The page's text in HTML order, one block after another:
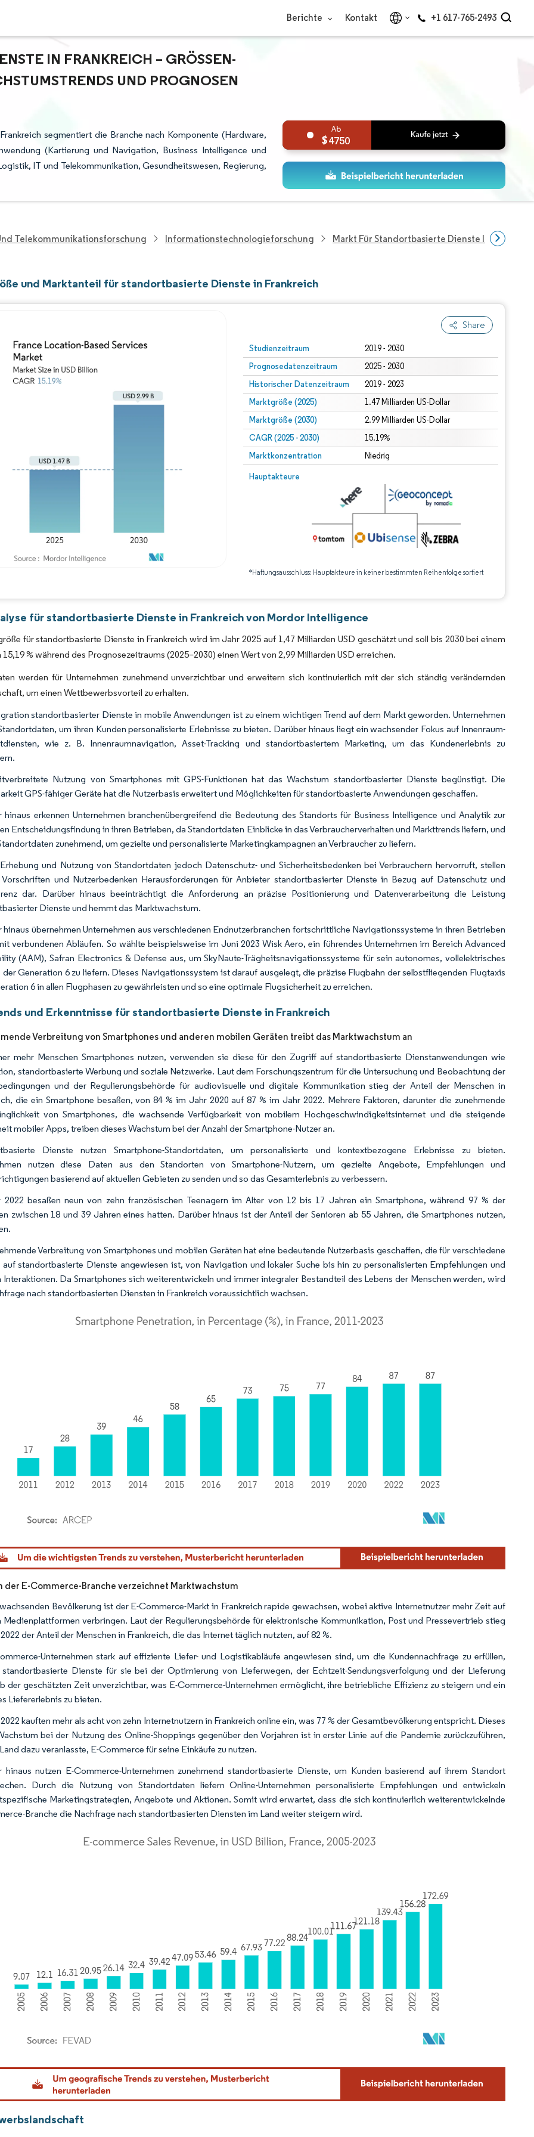
Berichte Kontakt +1 617-765-2493
IN FRANKREICH – GRÖSSEN- U
UND PROGNOSEN (
segmentiert die Branche nach Komponente (Hardware,
(Kartierung und Navigation, Business Intelligence und
IT und Telekommunikation, Gesundheitswesen, Regierung,
4750
Telekommunikationsforschung Informationstechnologieforschung Markt Für Standortbasierte Dienste In
und Marktanteil für standortbasierte Dienste in Frankreich
Share
Studienzeitraum 2019 - 2030
Prognosedatenzeitraum 2025 - 2030
Historischer Datenzeitraum 2019 - 2023
Marktgröße (2025) 1.47 Milliarden US-Dollar
Marktgröße (2030) 2.99 Milliarden US-Dollar
CAGR (2025 - 2030) 15.19%
Marktkonzentration Niedrig
Hauptakteure
*Haftungsausschluss: Hauptakteure in keiner bestimmten Reihenfolge sortiert
Bild © Mordor Intelligence. Wiederverwendung erfordert Namensnennung gemäß CC BY 4.0.
für standortbasierte Dienste in Frankreich von Mordor Intelligence
für standortbasierte Dienste in Frankreich wird im Jahr 2025 auf 1,47 Milliarden USD geschätzt und soll bis 2030 bei einem
% während des Prognosezeitraums (2025–2030) einen Wert von 2,99 Milliarden USD erreichen.
werden für Unternehmen zunehmend unverzichtbar und erweitern sich kontinuierlich mit der sich ständig verändernden
um einen Wettbewerbsvorteil zu erhalten.
standortbasierter Dienste in mobile Anwendungen ist zu einem wichtigen Trend auf dem Markt geworden. Unternehmen
um ihren Kunden personalisierte Erlebnisse zu bieten. Darüber hinaus liegt ein wachsender Fokus auf Innenraum-
wie z. B. Innenraumnavigation, Asset-Tracking und standortbasiertem Marketing, um das Kundenerlebnis zu
Nutzung von Smartphones mit GPS-Funktionen hat das Wachstum standortbasierter Dienste begünstigt. Die
GPS-fähiger Geräte hat die Nutzerbasis erweitert und Möglichkeiten für standortbasierte Anwendungen geschaffen.
hinaus erkennen Unternehmen branchenübergreifend die Bedeutung des Standorts für Business Intelligence und Analytik zur
Entscheidungsfindung in ihren Betrieben, da Standortdaten Einblicke in das Verbraucherverhalten und Markttrends liefern, und
zunehmend, um gezielte und personalisierte Marketingkampagnen an Verbraucher zu liefern.
und Nutzung von Standortdaten jedoch Datenschutz- und Sicherheitsbedenken bei Verbrauchern hervorruft, stellen
und Nutzerbedenken Herausforderungen für Anbieter standortbasierter Dienste in Bezug auf Datenschutz und
dar. Darüber hinaus beeinträchtigt die Anforderung an präzise Positionierung und Datenverarbeitung die Leistung
Dienste und hemmt das Marktwachstum.
hinaus übernehmen Unternehmen aus verschiedenen Endnutzerbranchen fortschrittliche Navigationssysteme in ihren Betrieben
verbundenen Abläufen. So wählte beispielsweise im Juni 2023 Wisk Aero, ein führendes Unternehmen im Bereich Advanced
(AAM), Safran Electronics & Defense aus, um SkyNaute-Trägheitsnavigationssysteme für sein autonomes, vollelektrisches
der Generation 6 zu liefern. Dieses Navigationssystem ist darauf ausgelegt, die präzise Flugbahn der selbstfliegenden Flugtaxis
6 in allen Flugphasen zu gewährleisten und so eine optimale Flugsicherheit zu erreichen.
und Erkenntnisse für standortbasierte Dienste in Frankreich
Verbreitung von Smartphones und anderen mobilen Geräten treibt das Marktwachstum an
mehr Menschen Smartphones nutzen, verwenden sie diese für den Zugriff auf standortbasierte Dienstanwendungen wie
standortbasierte Werbung und soziale Netzwerke. Laut dem Forschungszentrum für die Untersuchung und Beobachtung der
und der Regulierungsbehörde für audiovisuelle und digitale Kommunikation stieg der Anteil der Menschen in
die ein Smartphone besaßen, von 84 % im Jahr 2020 auf 87 % im Jahr 2022. Mehrere Faktoren, darunter die zunehmende
von Smartphones, die wachsende Verfügbarkeit von mobilem Hochgeschwindigkeitsinternet und die steigende
mobiler Apps, treiben dieses Wachstum bei der Anzahl der Smartphone-Nutzer an.
Dienste nutzen Smartphone-Standortdaten, um personalisierte und kontextbezogene Erlebnisse zu bieten.
nutzen diese Daten aus den Standorten von Smartphone-Nutzern, um gezielte Angebote, Empfehlungen und
basierend auf aktuellen Gebieten zu senden und so das Gesamterlebnis zu verbessern.
2022 besaßen neun von zehn französischen Teenagern im Alter von 12 bis 17 Jahren ein Smartphone, während 97 % der
zwischen 18 und 39 Jahren eines hatten. Darüber hinaus ist der Anteil der Senioren ab 55 Jahren, die Smartphones nutzen,
Verbreitung von Smartphones und mobilen Geräten hat eine bedeutende Nutzerbasis geschaffen, die für verschiedene
auf standortbasierte Dienste angewiesen ist, von Navigation und lokaler Suche bis hin zu personalisierten Empfehlungen und
Interaktionen. Da Smartphones sich weiterentwickeln und immer integraler Bestandteil des Lebens der Menschen werden, wird
nach standortbasierten Diensten in Frankreich voraussichtlich wachsen.
Intelligence. Wiederverwendung erfordert Namensnennung gemäß CC BY 4.0.
der E-Commerce-Branche verzeichnet Marktwachstum
Bevölkerung ist der E-Commerce-Markt in Frankreich rapide gewachsen, wobei aktive Internetnutzer mehr Zeit auf
Medienplattformen verbringen. Laut der Regulierungsbehörde für elektronische Kommunikation, Post und Pressevertrieb stieg
der Anteil der Menschen in Frankreich, die das Internet täglich nutzten, auf 82 %.
Unternehmen stark auf effiziente Liefer- und Logistikabläufe angewiesen sind, um die Kundennachfrage zu erfüllen,
Dienste für sie bei der Optimierung von Lieferwegen, der Echtzeit-Sendungsverfolgung und der Lieferung
der geschätzten Zeit unverzichtbar, was E-Commerce-Unternehmen ermöglicht, ihre betriebliche Effizienz zu steigern und ein
Liefererlebnis zu bieten.
kauften mehr als acht von zehn Internetnutzern in Frankreich online ein, was 77 % der Gesamtbevölkerung entspricht. Dieses
bei der Nutzung des Online-Shoppings gegenüber den Vorjahren ist in erster Linie auf die Pandemie zurückzuführen,
dazu veranlasste, E-Commerce für seine Einkäufe zu nutzen.
hinaus nutzen E-Commerce-Unternehmen zunehmend standortbasierte Dienste, um Kunden basierend auf ihrem Standort
Durch die Nutzung von Standortdaten liefern Online-Unternehmen personalisierte Empfehlungen und entwickeln
Marketingstrategien, Angebote und Aktionen. Somit wird erwartet, dass die sich kontinuierlich weiterentwickelnde
Branche die Nachfrage nach standortbasierten Diensten im Land weiter steigern wird.
Intelligence. Wiederverwendung erfordert Namensnennung gemäß CC BY 4.0.